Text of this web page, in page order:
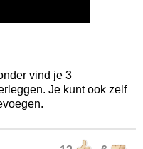
vind je 3
Je kunt ook zelf